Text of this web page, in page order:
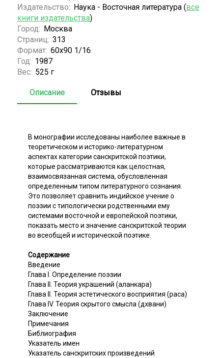
Издательство: Наука - Восточная литература (все
книги издательства)
Город: Москва
Страниц: 313
Формат: 60х90 1/16
Год: 1987
Вес: 525 г
Описание Отзывы
В монографии исследованы наиболее важные в
теоретическом и историко-литературном
аспектах категории санскритской поэтики,
которые рассматриваются как целостная,
взаимосвязанная система, обусловленная
определенным типом литературного сознания.
Это позволяет сравнить индийское учение о
поэзии с типологически родственными ему
системами восточной и европейской поэтики,
показать место и значение санскритской теории
во всеобщей и исторической поэтике.
Содержание
Введение
Глава I. Определение поэзии
Глава II. Теория украшений (аланкара)
Глава II. Теория эстетического восприятия (раса)
Глава IV. Теория скрытого смысла (дхвани)
Заключение
Примечания
Библиография
Указатель имен
Указатель санскритских произведений